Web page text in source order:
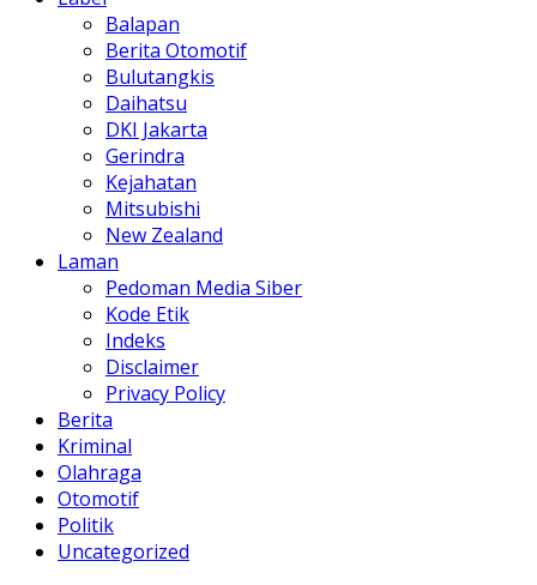
Balapan
Berita Otomotif
Bulutangkis
Daihatsu
DKI Jakarta
Gerindra
Kejahatan
Mitsubishi
New Zealand
Laman
Pedoman Media Siber
Kode Etik
Indeks
Disclaimer
Privacy Policy
Berita
Kriminal
Olahraga
Otomotif
Politik
Uncategorized